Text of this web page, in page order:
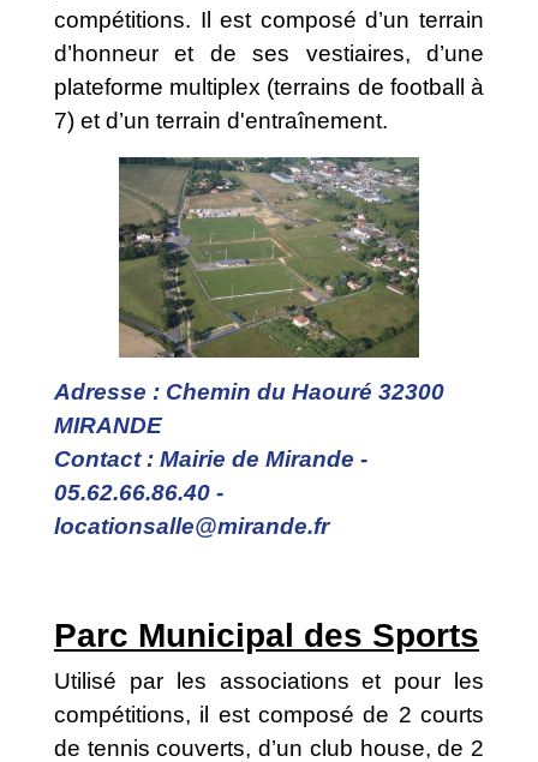
compétitions. Il est composé d’un terrain
d’honneur et de ses vestiaires, d’une
plateforme multiplex (terrains de football à
7) et d’un terrain d'entraînement.
Adresse : Chemin du Haouré 32300
MIRANDE
Contact : Mairie de Mirande -
05.62.66.86.40 -
locationsalle@mirande.fr
Parc Municipal des Sports
Utilisé par les associations et pour les
compétitions, il est composé de 2 courts
de tennis couverts, d’un club house, de 2